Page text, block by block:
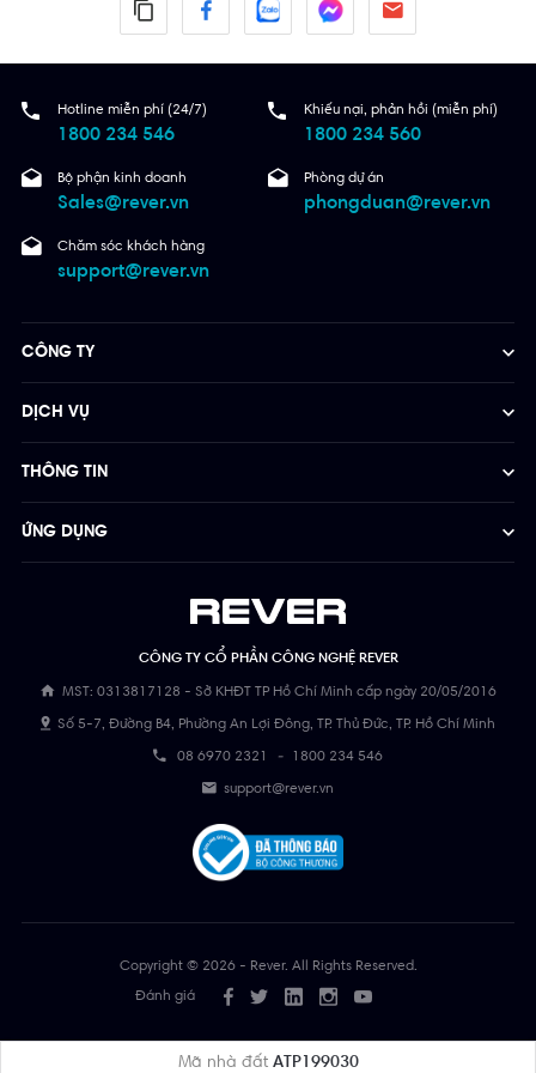
Mã nhà đất ATP199030
Hotline miễn phí (24/7)
1800 234 546
Khiếu nại, phản hồi (miễn phí)
1800 234 560
Bộ phận kinh doanh
Sales@rever.vn
Phòng dự án
phongduan@rever.vn
Chăm sóc khách hàng
support@rever.vn
CÔNG TY CỔ PHẦN CÔNG NGHỆ REVER
MST: 0313817128 - Sở KHĐT TP Hồ Chí Minh cấp ngày 20/05/2016
Số 5-7, Đường B4, Phường An Lợi Đông, TP. Thủ Đức, TP. Hồ Chí Minh
08 6970 2321 - 1800 234 546
support@rever.vn
CÔNG TY
DỊCH VỤ
THÔNG TIN
ỨNG DỤNG
Copyright © 2026 - Rever. All Rights Reserved.
Đánh giá